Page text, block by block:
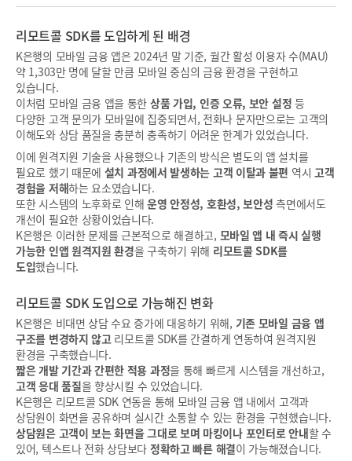
리모트콜 SDK를 도입하게 된 배경
K은행의 모바일 금융 앱은 2024년 말 기준, 월간 활성 이용자 수(MAU)
약 1,303만 명에 달할 만큼 모바일 중심의 금융 환경을 구현하고
있습니다.
이처럼 모바일 금융 앱을 통한 상품 가입, 인증 오류, 보안 설정 등
다양한 고객 문의가 모바일에 집중되면서, 전화나 문자만으로는 고객의
이해도와 상담 품질을 충분히 충족하기 어려운 한계가 있었습니다.
이에 원격지원 기술을 사용했으나 기존의 방식은 별도의 앱 설치를
필요로 했기 때문에 설치 과정에서 발생하는 고객 이탈과 불편 역시 고객
경험을 저해하는 요소였습니다.
또한 시스템의 노후화로 인해운영 안정성, 호환성, 보안성 측면에서도
개선이 필요한 상황이었습니다.
K은행은 이러한 문제를 근본적으로 해결하고, 모바일 앱 내 즉시 실행
가능한 인앱 원격지원 환경을 구축하기 위해 리모트콜 SDK를
도입했습니다.
리모트콜 SDK 도입으로 가능해진 변화
K은행은 비대면 상담 수요 증가에 대응하기 위해, 기존 모바일 금융 앱
구조를 변경하지 않고 리모트콜 SDK를 간결하게 연동하여 원격지원
환경을 구축했습니다.
짧은 개발 기간과 간편한 적용 과정을 통해 빠르게 시스템을 개선하고,
고객 응대 품질을 향상시킬 수 있었습니다.
K은행은 리모트콜 SDK 연동을 통해 모바일 금융 앱 내에서 고객과
상담원이 화면을 공유하며 실시간 소통할 수 있는 환경을 구현했습니다.
상담원은 고객이 보는 화면을 그대로 보며 마킹이나 포인터로 안내할 수
있어, 텍스트나 전화 상담보다 정확하고 빠른 해결이 가능해졌습니다.